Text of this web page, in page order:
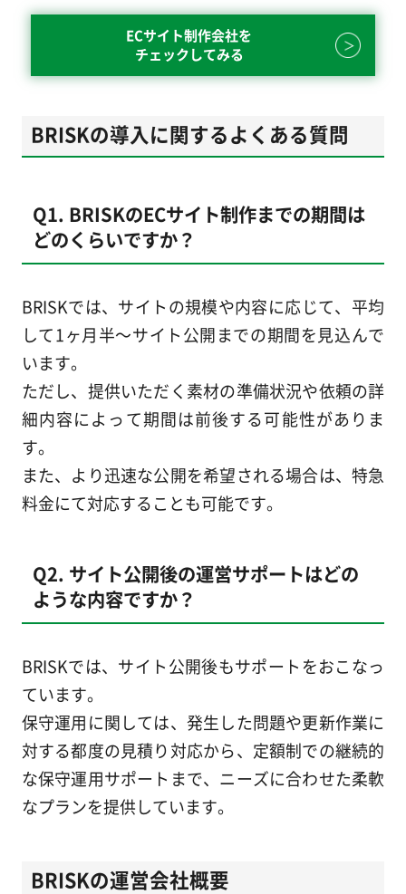
ECサイト制作会社を
チェックしてみる
BRISKの導入に関するよくある質問
Q1. BRISKのECサイト制作までの期間は
どのくらいですか？
BRISKでは、サイトの規模や内容に応じて、平均
して1ヶ月半～サイト公開までの期間を見込んで
います。
ただし、提供いただく素材の準備状況や依頼の詳
細内容によって期間は前後する可能性がありま
す。
また、より迅速な公開を希望される場合は、特急
料金にて対応することも可能です。
Q2. サイト公開後の運営サポートはどの
ような内容ですか？
BRISKでは、サイト公開後もサポートをおこなっ
ています。
保守運用に関しては、発生した問題や更新作業に
対する都度の見積り対応から、定額制での継続的
な保守運用サポートまで、ニーズに合わせた柔軟
なプランを提供しています。
BRISKの運営会社概要